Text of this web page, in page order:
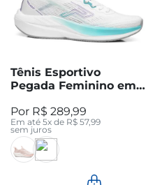
Tênis Esportivo
Pegada Feminino em
01
R$ 289,99
Em até 5x de R$ 57,99
sem juros